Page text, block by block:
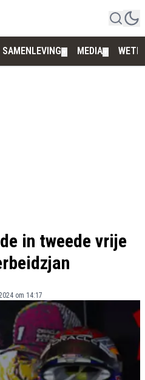
SAMENLEVING MEDIA
in tweede vrije
om 14:17